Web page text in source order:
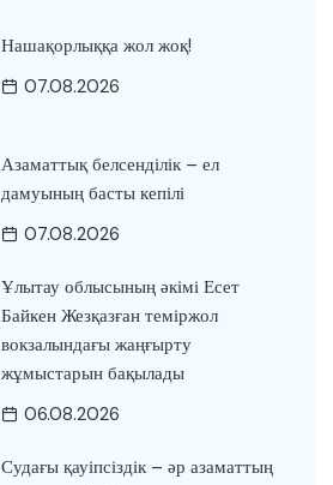
Нашақорлыққа жол жоқ!
07.08.2026
Азаматтық белсенділік – ел
дамуының басты кепілі
07.08.2026
Ұлытау облысының әкімі Есет
Байкен Жезқазған теміржол
вокзалындағы жаңғырту
жұмыстарын бақылады
06.08.2026
Судағы қауіпсіздік – әр азаматтың